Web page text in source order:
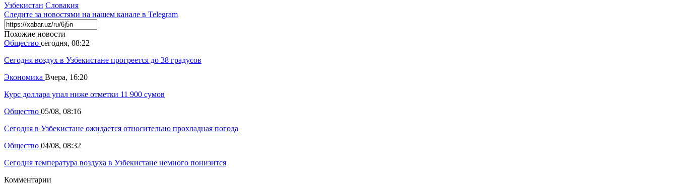
Узбекистан Словакия
Следите за новостями на нашем канале в Telegram
Похожие новости
Общество сегодня, 08:22
Сегодня воздух в Узбекистане прогреется до 38 градусов
Экономика Вчера, 16:20
Курс доллара упал ниже отметки 11 900 сумов
Общество 05/08, 08:16
Сегодня в Узбекистане ожидается относительно прохладная погода
Общество 04/08, 08:32
Сегодня температура воздуха в Узбекистане немного понизится
Комментарии